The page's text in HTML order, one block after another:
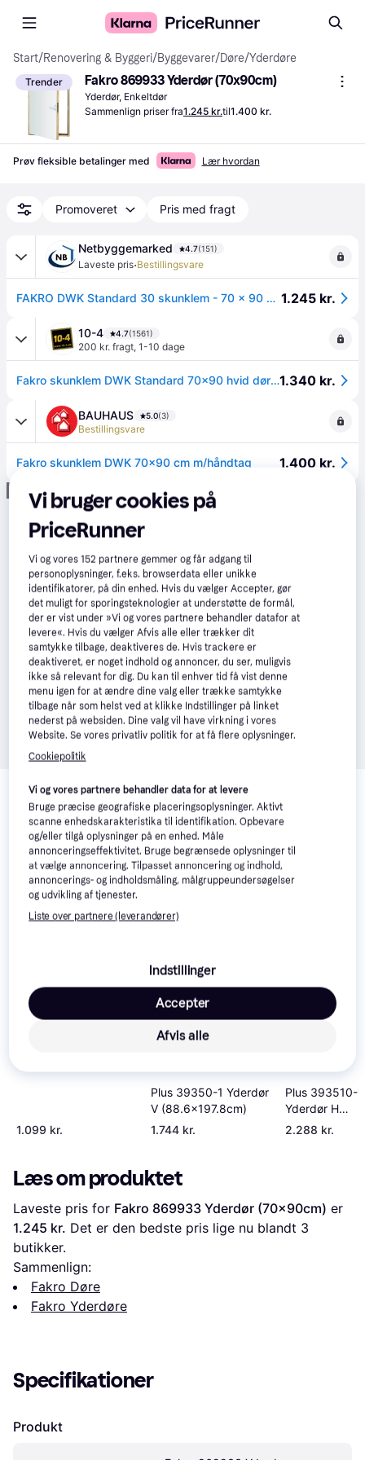
Start/Renovering & Byggeri/Byggevarer/Døre/Yderdøre
Trender Fakro 869933 Yderdør (70x90cm)
Yderdør, Enkeltdør
Sammenlign priser fra1.245 kr.til1.400 kr.
Prøv fleksible betalinger med Lær hvordan
Promoveret Pris med fragt
Netbyggemarked 4.7(151)
Laveste pris·Bestillingsvare
FAKRO DWK Standard 30 skunklem - 70 x 90 cm 1.245 kr.
10-4 4.7(1561)
200 kr. fragt, 1-10 dage
Fakro skunklem DWK Standard 70x90 hvid dør u=1,11.340 kr.
BAUHAUS 5.0(3)
Bestillingsvare
Fakro skunklem DWK 70x90 cm m/håndtag 1.400 kr.
Annonce
Relaterede produkter
Se vores forslag til andre produkter, der matcher dine
interesser. Vis alle
1.099 kr.
Plus 39350-1 Yderdør
V (88.6x197.8cm)
1.744 kr.
Plus 393510-1
Yderdør H
2.288 kr.
Læs om produktet
Laveste pris for Fakro 869933 Yderdør (70x90cm)
1.245 kr. Det er den bedste pris lige nu blandt 3
butikker.
Sammenlign:
Fakro Døre
Fakro Yderdøre
Specifikationer
Produkt
Vi bruger cookies på
PriceRunner
Vi og vores152 partnere gemmer og får adgang til
personoplysninger, f.eks. browserdata eller unikke
identifikatorer, på din enhed. Hvis du vælger Accepter, gør
det muligt for sporingsteknologier at understøtte de formål,
der er vist under »Vi og vores partnere behandler datafor at
levere«. Hvis du vælger Afvis alle eller trækker dit
samtykke tilbage, deaktiveres de. Hvis trackere er
deaktiveret, er noget indhold og annoncer, du ser, muligvis
ikke så relevant for dig. Du kan til enhver tid få vist denne
menu igen for at ændre dine valg eller trække samtykke
tilbage når som helst ved at klikke Indstillinger på linket
nederst på websiden. Dine valg vil have virkning i vores
Website. Se vores privatliv politik for at få flere oplysninger.
Cookiepolitik
Vi og vores partnere behandler data for at levere
Bruge præcise geografiske placeringsoplysninger. Aktivt
scanne enhedskarakteristika til identifikation. Opbevare
og/eller tilgå oplysninger på en enhed. Måle
annonceringseffektivitet. Bruge begrænsede oplysninger til
at vælge annoncering. Tilpasset annoncering og indhold,
annoncerings- og indholdsmåling, målgruppeundersøgelser
og udvikling af tjenester.
Liste over partnere (leverandører)
Indstillinger
Afvis alle
Accepter